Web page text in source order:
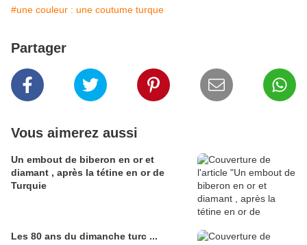
#une couleur : une coutume turque
Partager
Vous aimerez aussi
Un embout de biberon en or et
diamant , après la tétine en or de
Turquie
Les 80 ans du dimanche turc ...